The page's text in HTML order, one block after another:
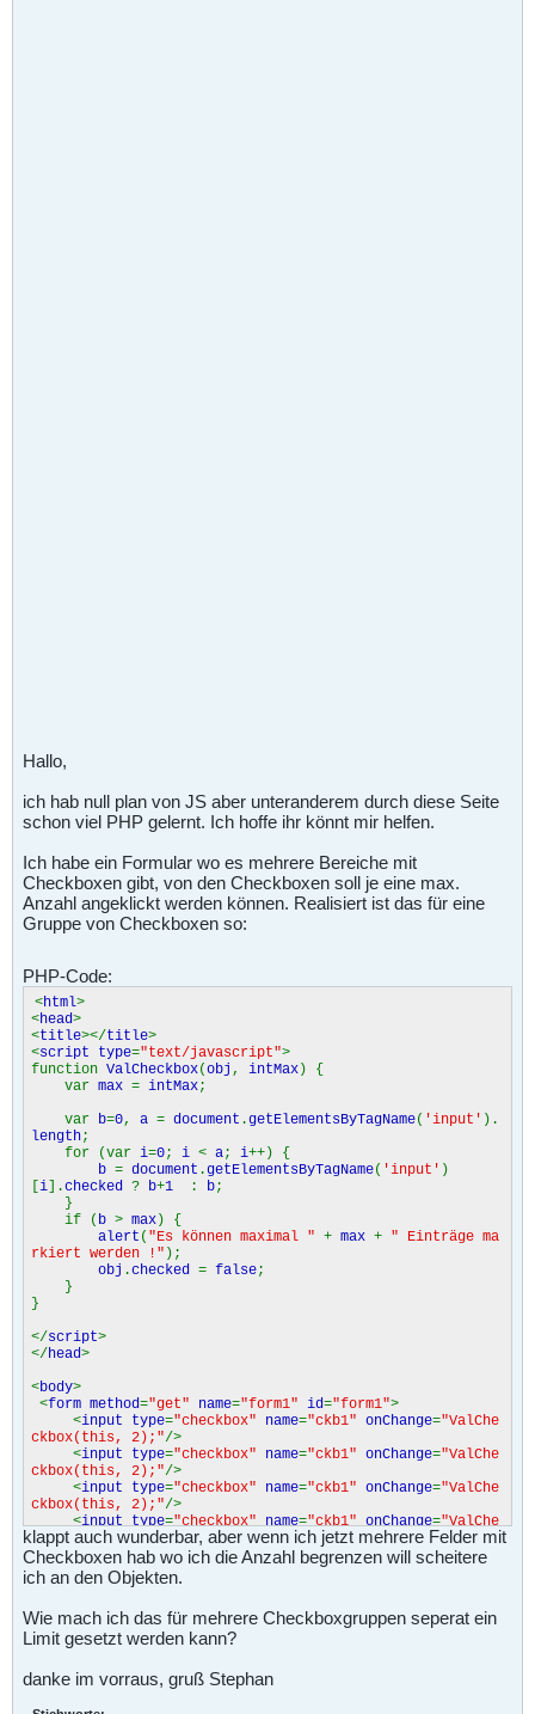
Hallo,
ich hab null plan von JS aber unteranderem durch diese Seite
schon viel PHP gelernt. Ich hoffe ihr könnt mir helfen.
Ich habe ein Formular wo es mehrere Bereiche mit
Checkboxen gibt, von den Checkboxen soll je eine max.
Anzahl angeklickt werden können. Realisiert ist das für eine
Gruppe von Checkboxen so:
PHP-Code:
<html>
<head>
<title></title>
<script type="text/javascript">
function ValCheckbox(obj , intMax) {
var max = intMax;
var
b=0, a = document .getElementsByTagName( 'input' ).
length;
for (var i=0; i < a; i++) {
b = document .getElementsByTagName( 'input' )
[i].checked ? b+1 : b;
}
if ( b > max) {
alert ( "Es können maximal " + max + " Einträge ma
rkiert werden !" );
obj .checked = false;
}
}
</script>
</head>
<body>
<form method="get" name="form1" id="form1">
<input type="checkbox" name="ckb1" onChange="ValChe
ckbox(this, 2);"/>
<input type="checkbox" name="ckb1" onChange="ValChe
ckbox(this, 2);"/>
<input type="checkbox" name="ckb1" onChange="ValChe
ckbox(this, 2);"/>
<input type="checkbox" name="ckb1" onChange="ValChe
ckbox(this, 2);"/>
</form>
</ body>
</ html>
klappt auch wunderbar, aber wenn ich jetzt mehrere Felder mit
Checkboxen hab wo ich die Anzahl begrenzen will scheitere
ich an den Objekten.
Wie mach ich das für mehrere Checkboxgruppen seperat ein
Limit gesetzt werden kann?
danke im vorraus, gruß Stephan